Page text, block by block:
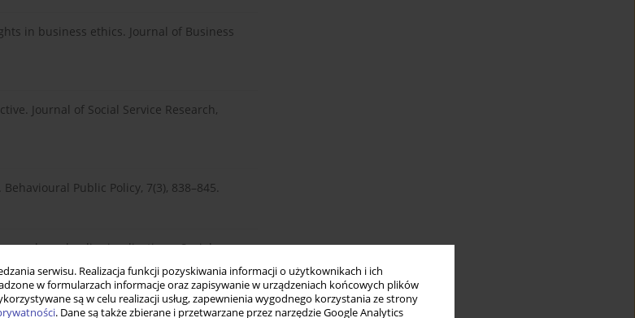
serwisu. Realizacja funkcji pozyskiwania informacji o użytkownikach i ich
w formularzach informacje oraz zapisywanie w urządzeniach końcowych plików
są w celu realizacji usług, zapewnienia wygodnego korzystania ze strony
. Dane są także zbierane i przetwarzane przez narzędzie Google Analytics
in business ethics. Journal of Business
Journal of Social Service Research,
Public Policy, 7(3), 838–845.
and policy implications. Social